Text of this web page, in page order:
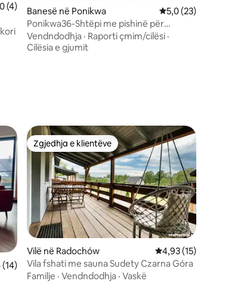
mesatar 5,0 nga 5, 4 vlerësime
(4)
Banesë në Ponikwa Vlerësimi mesatar
5,0 (23)
Ponikwa36-Shtëpi me pishinë për
pushime në male
Vendndodhja · Raporti çmim/cilësi ·
Cilësia e gjumit
mesatar 4,86 nga 5, 14 vlerësime
Zgjedhja e klientëve
Zgjedhja e klientëve
Vilë në Radochów Vlerësimi mesatar
4,93 (15)
Vila fshati me sauna Sudety Czarna Góra
Familje · Vendndodhja · Vaskë